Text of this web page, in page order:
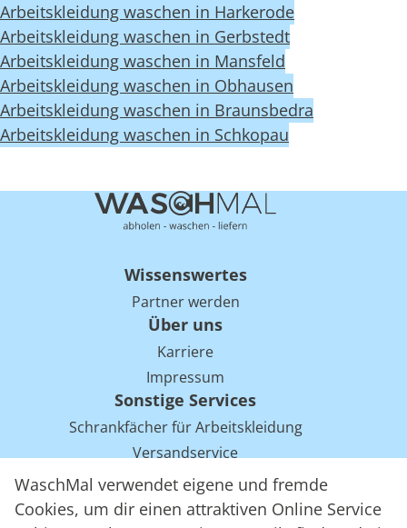
WaschMal verwendet eigene und fremde
Cookies, um dir einen attraktiven Online Service
Arbeitskleidung waschen in Harkerode
Arbeitskleidung waschen in Gerbstedt
Arbeitskleidung waschen in Mansfeld
Arbeitskleidung waschen in Obhausen
Arbeitskleidung waschen in Braunsbedra
Arbeitskleidung waschen in Schkopau
Wissenswertes
Partner werden
Über uns
Karriere
Impressum
Sonstige Services
Schrankfächer für Arbeitskleidung
Versandservice
Einsparpotentiale für Mietwäsche bei Arbeitskleidung
Arbeitskleidung Tracking mit RFID